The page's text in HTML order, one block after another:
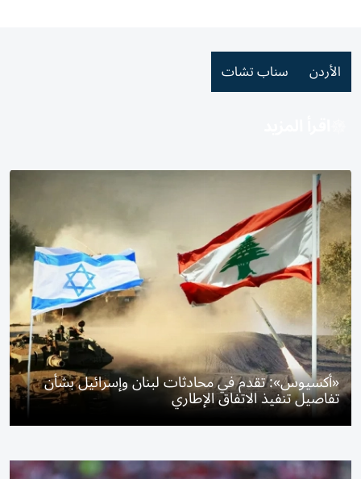
الأردن سناب تشات
«أكسيوس»: تقدم في محادثات لبنان وإسرائيل بشأن
تفاصيل تنفيذ الاتفاق الإطاري